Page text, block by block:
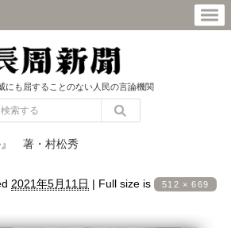
にも屈することのない人民の言論機関
』 著・村松秀
2021年5月11日 | Full size is 512 × 669